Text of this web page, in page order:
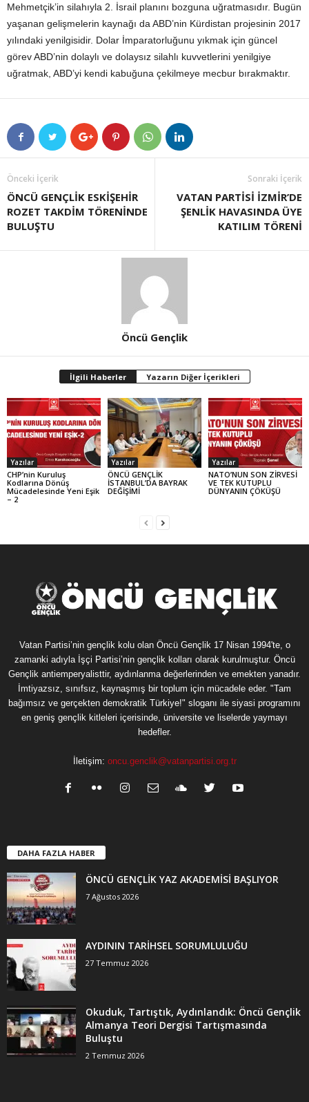
Mehmetçik’in silahıyla 2. İsrail planını bozguna uğratmasıdır. Bugün
yaşanan gelişmelerin kaynağı da ABD’nin Kürdistan projesinin 2017
yılındaki yenilgisidir. Dolar İmparatorluğunu yıkmak için güncel
görev ABD’nin dolaylı ve dolaysız silahlı kuvvetlerini yenilgiye
uğratmak, ABD’yi kendi kabuğuna çekilmeye mecbur bırakmaktır.
Önceki İçerik
ÖNCÜ GENÇLİK ESKİŞEHİR
ROZET TAKDİM TÖRENİNDE
BULUŞTU
Sonraki İçerik
VATAN PARTİSİ İZMİR’DE
ŞENLİK HAVASINDA ÜYE
KATILIM TÖRENİ
Öncü Gençlik
İlgili Haberler Yazarın Diğer İçerikleri
Yazılar
CHP’nin Kuruluş
Kodlarına Dönüş
Mücadelesinde Yeni Eşik
– 2
Yazılar
ÖNCÜ GENÇLİK
İSTANBUL’DA BAYRAK
DEĞİŞİMİ
Yazılar
NATO’NUN SON ZİRVESİ
VE TEK KUTUPLU
DÜNYANIN ÇÖKÜŞÜ
Vatan Partisi’nin gençlik kolu olan Öncü Gençlik 17 Nisan 1994'te, o
zamanki adıyla İşçi Partisi’nin gençlik kolları olarak kurulmuştur. Öncü
Gençlik antiemperyalisttir, aydınlanma değerlerinden ve emekten yanadır.
İmtiyazsız, sınıfsız, kaynaşmış bir toplum için mücadele eder. "Tam
bağımsız ve gerçekten demokratik Türkiye!" sloganı ile siyasi programını
en geniş gençlik kitleleri içerisinde, üniversite ve liselerde yaymayı
hedefler.
İletişim: oncu.genclik@vatanpartisi.org.tr
DAHA FAZLA HABER
ÖNCÜ GENÇLİK YAZ AKADEMİSİ BAŞLIYOR
7 Ağustos 2026
AYDININ TARİHSEL SORUMLULUĞU
27 Temmuz 2026
Okuduk, Tartıştık, Aydınlandık: Öncü Gençlik
Almanya Teori Dergisi Tartışmasında
Buluştu
2 Temmuz 2026